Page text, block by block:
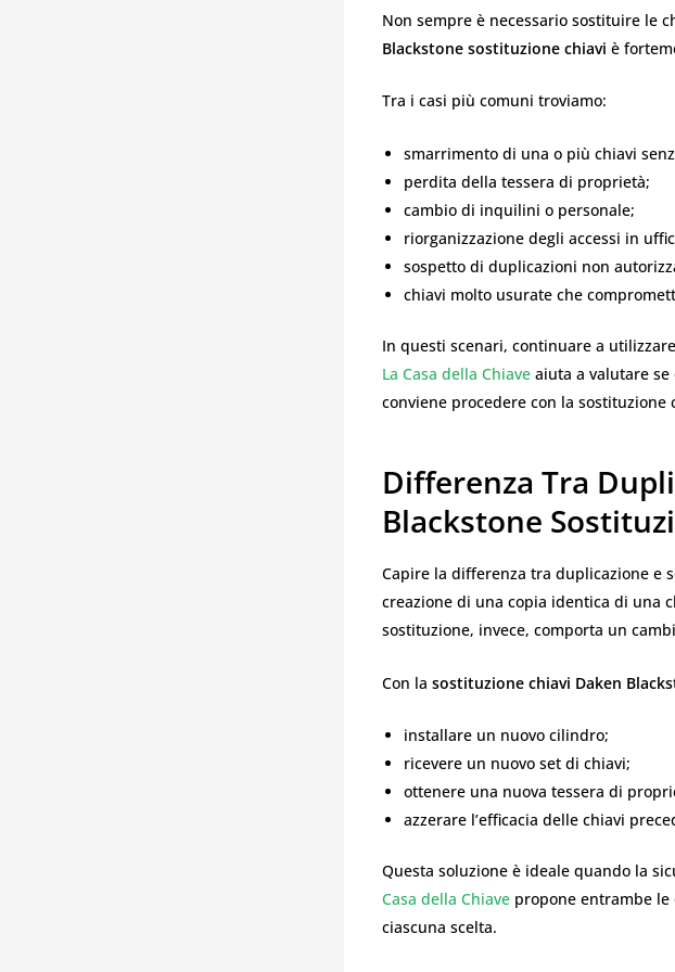
Non sempre è necessario sostituire le
Blackstone sostituzione chiavi è
Tra i casi più comuni troviamo:
smarrimento di una o più chiavi
perdita della tessera di proprietà;
cambio di inquilini o personale;
riorganizzazione degli accessi in
sospetto di duplicazioni non
chiavi molto usurate che
In questi scenari, continuare a
La Casa della Chiave aiuta a valutare
conviene procedere con la sostituzione
Differenza Tra
Blackstone
Capire la differenza tra duplicazione e
creazione di una copia identica di una
sostituzione, invece, comporta un
Con la sostituzione chiavi Daken
installare un nuovo cilindro;
ricevere un nuovo set di chiavi;
ottenere una nuova tessera di
azzerare l’efficacia delle chiavi
Questa soluzione è ideale quando la
Casa della Chiave propone entrambe
ciascuna scelta.